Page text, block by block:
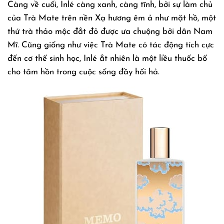
Càng về cuối, Inlé càng xanh, càng tĩnh, bởi sự làm chủ
của Trà Mate trên nền Xạ hương êm ả như mặt hồ, một
thứ trà thảo mộc đắt đỏ được ưa chuộng bởi dân Nam
Mĩ. Cũng giống như việc Trà Mate có tác động tích cực
đến cơ thể sinh học, Inlé ắt nhiên là một liều thuốc bổ
cho tâm hồn trong cuộc sống đầy hối hả.